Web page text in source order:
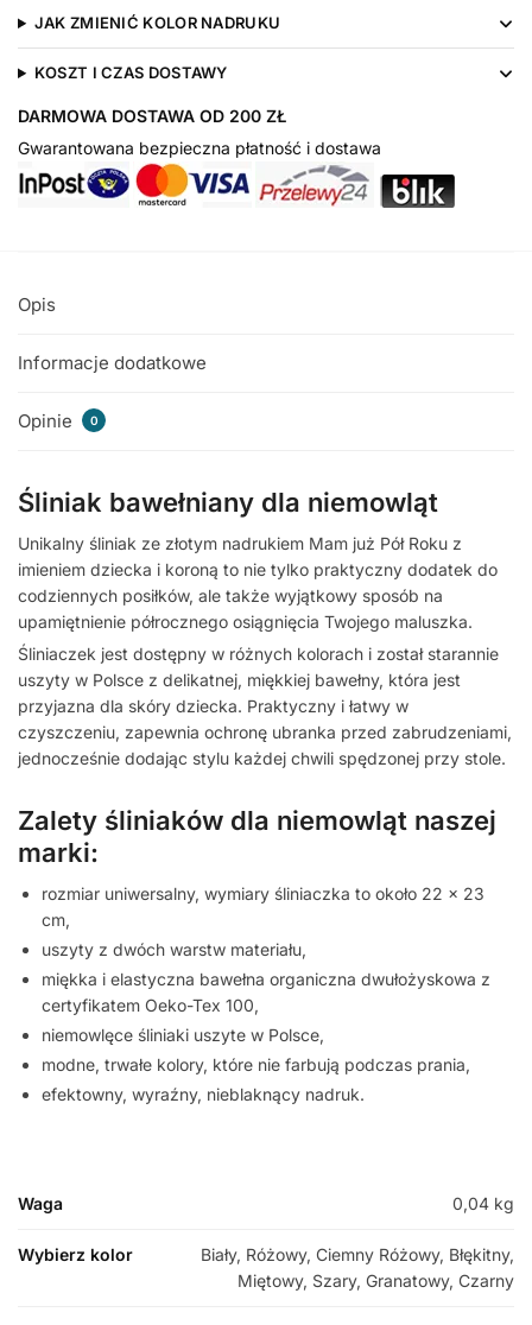
JAK ZMIENIĆ KOLOR NADRUKU
KOSZT I CZAS DOSTAWY
DARMOWA DOSTAWA OD 200 ZŁ
Gwarantowana bezpieczna płatność i dostawa
Opis
Informacje dodatkowe
Opinie 0
Śliniak bawełniany dla niemowląt
Unikalny śliniak ze złotym nadrukiem Mam już Pół Roku z
imieniem dziecka i koroną to nie tylko praktyczny dodatek do
codziennych posiłków, ale także wyjątkowy sposób na
upamiętnienie półrocznego osiągnięcia Twojego maluszka.
Śliniaczek jest dostępny w różnych kolorach i został starannie
uszyty w Polsce z delikatnej, miękkiej bawełny, która jest
przyjazna dla skóry dziecka. Praktyczny i łatwy w
czyszczeniu, zapewnia ochronę ubranka przed zabrudzeniami,
jednocześnie dodając stylu każdej chwili spędzonej przy stole.
Zalety śliniaków dla niemowląt naszej
marki:
rozmiar uniwersalny, wymiary śliniaczka to około 22 x 23
cm,
uszyty z dwóch warstw materiału,
miękka i elastyczna bawełna organiczna dwułożyskowa z
certyfikatem Oeko-Tex 100,
niemowlęce śliniaki uszyte w Polsce,
modne, trwałe kolory, które nie farbują podczas prania,
efektowny, wyraźny, nieblaknący nadruk.
Waga 0,04 kg
Wybierz kolor
Biały, Różowy, Ciemny Różowy, Błękitny,
Miętowy, Szary, Granatowy, Czarny